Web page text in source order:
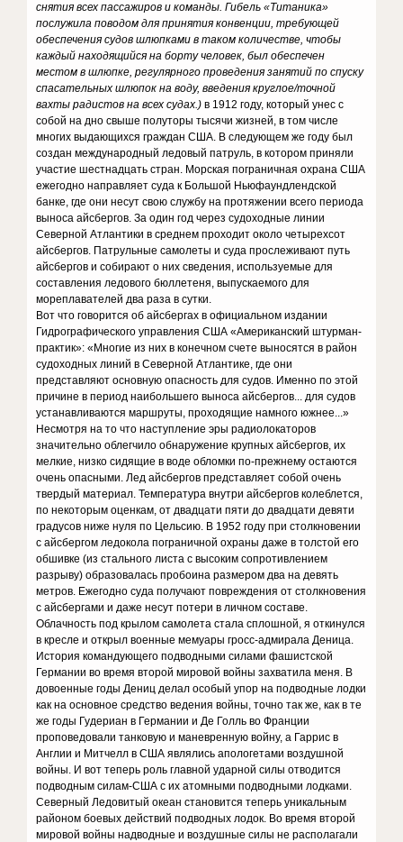
снятия всех пассажиров и команды. Гибель «Титаника»
послужила поводом для принятия конвенции, требующей
обеспечения судов шлюпками в таком количестве, чтобы
каждый находящийся на борту человек, был обеспечен
местом в шлюпке, регулярного проведения занятий по спуску
спасательных шлюпок на воду, введения круглое/точной
вахты радистов на всех судах.) в 1912 году, который унес с
собой на дно свыше полуторы тысячи жизней, в том числе
многих выдающихся граждан США. В следующем же году был
создан международный ледовый патруль, в котором приняли
участие шестнадцать стран. Морская пограничная охрана США
ежегодно направляет суда к Большой Ньюфаундлендской
банке, где они несут свою службу на протяжении всего периода
выноса айсбергов. За один год через судоходные линии
Северной Атлантики в среднем проходит около четырехсот
айсбергов. Патрульные самолеты и суда прослеживают путь
айсбергов и собирают о них сведения, используемые для
составления ледового бюллетеня, выпускаемого для
мореплавателей два раза в сутки.
Вот что говорится об айсбергах в официальном издании
Гидрографического управления США «Американский штурман-
практик»: «Многие из них в конечном счете выносятся в район
судоходных линий в Северной Атлантике, где они
представляют основную опасность для судов. Именно по этой
причине в период наибольшего выноса айсбергов... для судов
устанавливаются маршруты, проходящие намного южнее...»
Несмотря на то что наступление эры радиолокаторов
значительно облегчило обнаружение крупных айсбергов, их
мелкие, низко сидящие в воде обломки по-прежнему остаются
очень опасными. Лед айсбергов представляет собой очень
твердый материал. Температура внутри айсбергов колеблется,
по некоторым оценкам, от двадцати пяти до двадцати девяти
градусов ниже нуля по Цельсию. В 1952 году при столкновении
с айсбергом ледокола пограничной охраны даже в толстой его
обшивке (из стального листа с высоким сопротивлением
разрыву) образовалась пробоина размером два на девять
метров. Ежегодно суда получают повреждения от столкновения
с айсбергами и даже несут потери в личном составе.
Облачность под крылом самолета стала сплошной, я откинулся
в кресле и открыл военные мемуары гросс-адмирала Деница.
История командующего подводными силами фашистской
Германии во время второй мировой войны захватила меня. В
довоенные годы Дениц делал особый упор на подводные лодки
как на основное средство ведения войны, точно так же, как в те
же годы Гудериан в Германии и Де Голль во Франции
проповедовали танковую и маневренную войну, а Гаррис в
Англии и Митчелл в США являлись апологетами воздушной
войны. И вот теперь роль главной ударной силы отводится
подводным силам-США с их атомными подводными лодками.
Северный Ледовитый океан становится теперь уникальным
районом боевых действий подводных лодок. Во время второй
мировой войны надводные и воздушные силы не располагали